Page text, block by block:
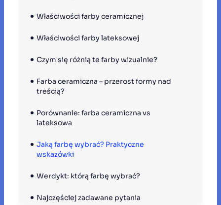
Właściwości farby ceramicznej
Właściwości farby lateksowej
Czym się różnią te farby wizualnie?
Farba ceramiczna – przerost formy nad
treścią?
Porównanie: farba ceramiczna vs
lateksowa
Jaką farbę wybrać? Praktyczne
wskazówki
Werdykt: którą farbę wybrać?
Najczęściej zadawane pytania